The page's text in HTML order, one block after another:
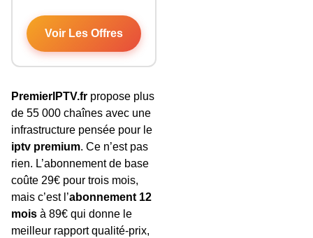
Voir Les Offres
PremierIPTV.fr propose plus
de 55 000 chaînes avec une
infrastructure pensée pour le
iptv premium. Ce n’est pas
rien. L’abonnement de base
coûte 29€ pour trois mois,
mais c’est l’abonnement 12
mois à 89€ qui donne le
meilleur rapport qualité-prix,